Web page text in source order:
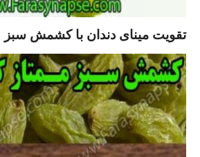
تقویت مینای دندان با کشمش سبز